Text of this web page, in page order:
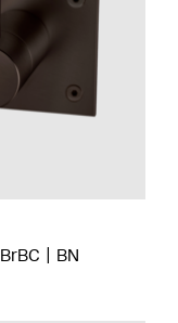
BrBC BN